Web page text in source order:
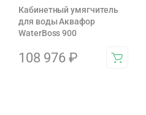
Кабинетный умягчитель
для воды Аквафор
WaterBoss 900
108 976 ₽